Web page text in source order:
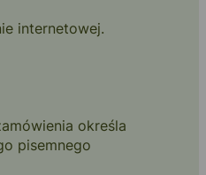
internetowej.
określa
pisemnego